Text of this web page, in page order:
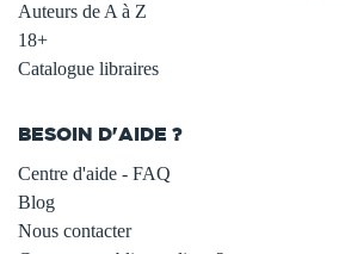
Auteurs de A à Z
18+
Catalogue libraires
BESOIN D'AIDE ?
Centre d'aide - FAQ
Blog
Nous contacter